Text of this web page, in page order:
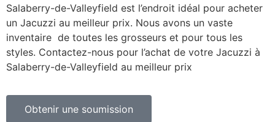
Salaberry-de-Valleyfield est l’endroit idéal pour acheter
un Jacuzzi au meilleur prix. Nous avons un vaste
inventaire de toutes les grosseurs et pour tous les
styles. Contactez-nous pour l’achat de votre Jacuzzi à
Salaberry-de-Valleyfield au meilleur prix
Obtenir une soumission